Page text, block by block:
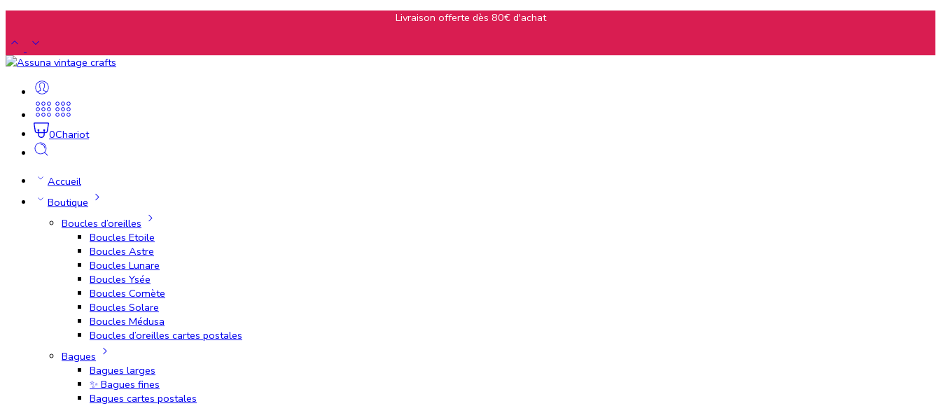
Livraison offerte dès 80€ d'achat
0Chariot
Accueil
Boutique
Boucles d’oreilles
Boucles Etoile
Boucles Astre
Boucles Lunare
Boucles Ysée
Boucles Comète
Boucles Solare
Boucles Médusa
Boucles d’oreilles cartes postales
Bagues
Bagues larges
✨ Bagues fines
Bagues cartes postales